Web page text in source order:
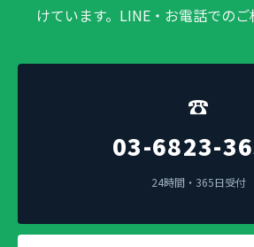
けています。LINE・お電話でのご
☎
03-6823-
24時間・365日受付